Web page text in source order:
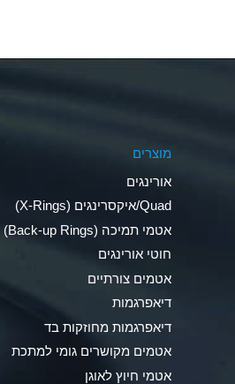
Ammonia Anhydrous
Ammonia Gas (hot)
Carbonate (Aqueous)
Chloride (Aqueous)
Hydroxide (conc.)
Nitrate (Aqueous)
מוצרים
אורינגים
Quad/איקסרינגים (X-Rings)
אטמי תמיכה (Back-up Rings)
חוטי אורינגים
אטמים צורתיים
דיאפרגמות
דיאפרגמות מחוזקות בד
אטמים מקושרים גומי למתכת
אטמי חיוץ לאוגן